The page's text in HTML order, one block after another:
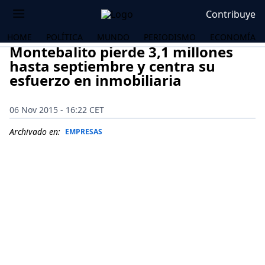
Contribuye
HOME POLÍTICA MUNDO PERIODISMO ECONOMÍA
Montebalito pierde 3,1 millones
hasta septiembre y centra su
esfuerzo en inmobiliaria
06 Nov 2015 - 16:22 CET
Archivado en: EMPRESAS